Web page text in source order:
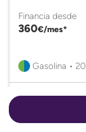
Financia desde
360€/mes*
Gasolina •